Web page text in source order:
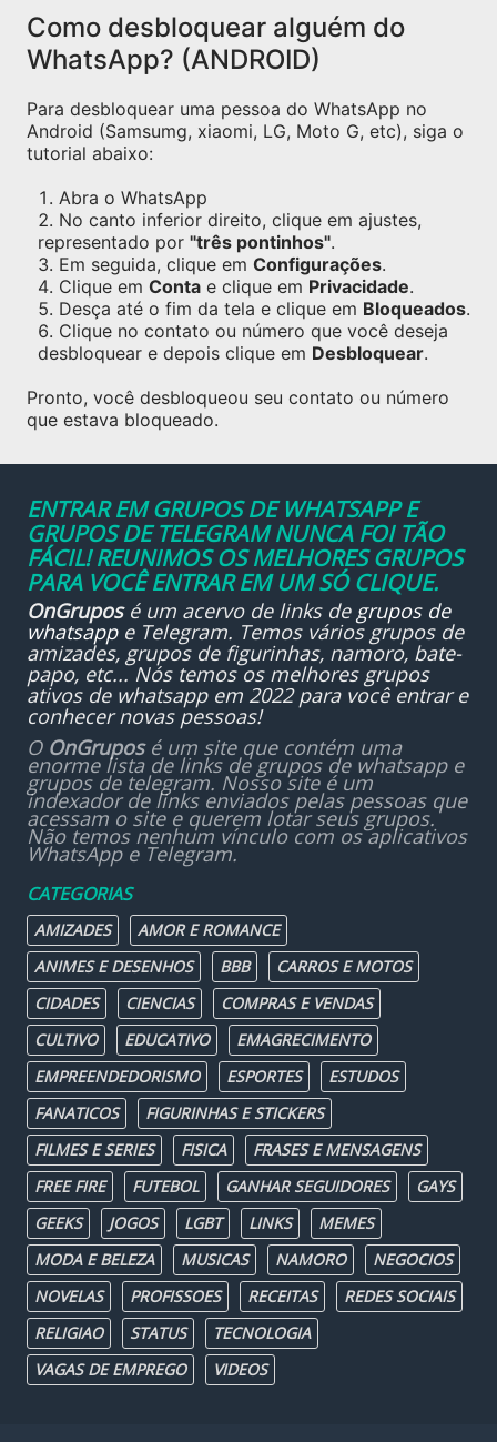
Como desbloquear alguém do
WhatsApp? (ANDROID)
Para desbloquear uma pessoa do WhatsApp no
Android (Samsumg, xiaomi, LG, Moto G, etc), siga o
tutorial abaixo:
Abra o WhatsApp
No canto inferior direito, clique em ajustes,
representado por "três pontinhos".
Em seguida, clique em Configurações.
Clique em Conta e clique em Privacidade.
Desça até o fim da tela e clique em Bloqueados.
Clique no contato ou número que você deseja
desbloquear e depois clique em Desbloquear.
Pronto, você desbloqueou seu contato ou número
que estava bloqueado.
ENTRAR EM GRUPOS DE WHATSAPP E
GRUPOS DE TELEGRAM NUNCA FOI TÃO
FÁCIL! REUNIMOS OS MELHORES GRUPOS
PARA VOCÊ ENTRAR EM UM SÓ CLIQUE.
OnGruposé um acervo de links de grupos de
whatsappe Telegram. Temos vários grupos de
amizades, grupos de figurinhas, namoro, bate-
papo, etc... Nós temos os melhores grupos
ativos de whatsapp em 2022 para você entrar e
conhecer novas pessoas!
O OnGruposé um site que contém uma
enorme lista de links de grupos de whatsapp e
grupos de telegram. Nosso site é um
indexador de links enviados pelas pessoas que
acessam o site e querem lotar seus grupos.
Não temos nenhum vínculo com os aplicativos
WhatsApp e Telegram.
CATEGORIAS
AMIZADES
AMOR E ROMANCE
ANIMES E DESENHOS
BBB
CARROS E MOTOS
CIDADES
CIENCIAS
COMPRAS E VENDAS
CULTIVO
EDUCATIVO
EMAGRECIMENTO
EMPREENDEDORISMO
ESPORTES
ESTUDOS
FANATICOS
FIGURINHAS E STICKERS
FILMES E SERIES
FISICA
FRASES E MENSAGENS
FREE FIRE
FUTEBOL GANHAR SEGUIDORES
GAYS
GEEKS
JOGOS LGBT LINKS
MEMES
MODA E BELEZA
MUSICAS NAMORO
NEGOCIOS
NOVELAS
PROFISSOES RECEITAS
REDES SOCIAIS
RELIGIAO
STATUS
TECNOLOGIA
VAGAS DE EMPREGO
VIDEOS